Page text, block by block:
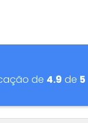
de 4.9 de 5